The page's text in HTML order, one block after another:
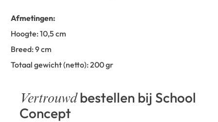
Afmetingen:
Hoogte: 10,5 cm
Breed: 9 cm
Totaal gewicht (netto): 200 gr
Vertrouwdbestellen bij School
Concept